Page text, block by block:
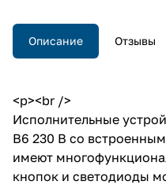
Описание Отзывы
<p><br />
Исполнительные
B6 230 В со
имеют
кнопок и светодиоды